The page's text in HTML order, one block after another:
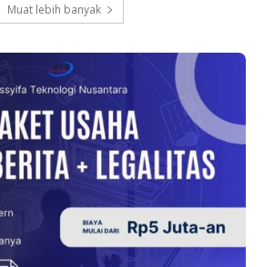
Muat lebih banyak